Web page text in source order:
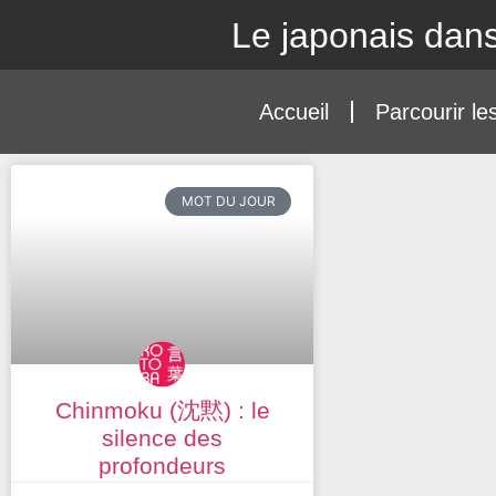
Le japonais
Accueil Parcourir
MOT DU JOUR
Chinmoku (沈黙) : le
silence des
profondeurs